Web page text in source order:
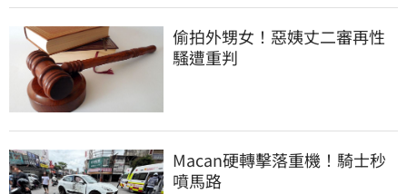
偷拍外甥女！惡姨丈二審再性
騷遭重判
Macan硬轉擊落重機！騎士秒
噴馬路